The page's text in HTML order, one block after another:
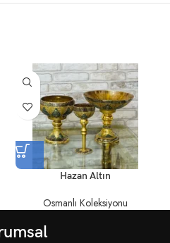
Hazan Altın
Osmanlı Koleksiyonu